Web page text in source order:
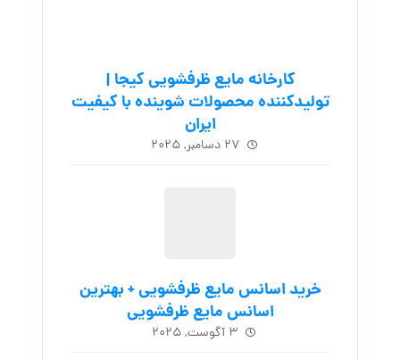
کارخانه مایع ظرفشویی کیجا |
تولیدکننده محصولات شوینده با کیفیت
ایران
۲۷ دسامبر, ۲۰۲۵
خرید اسانس مایع ظرفشویی + بهترین
اسانس مایع ظرفشویی
۳ آگوست, ۲۰۲۵